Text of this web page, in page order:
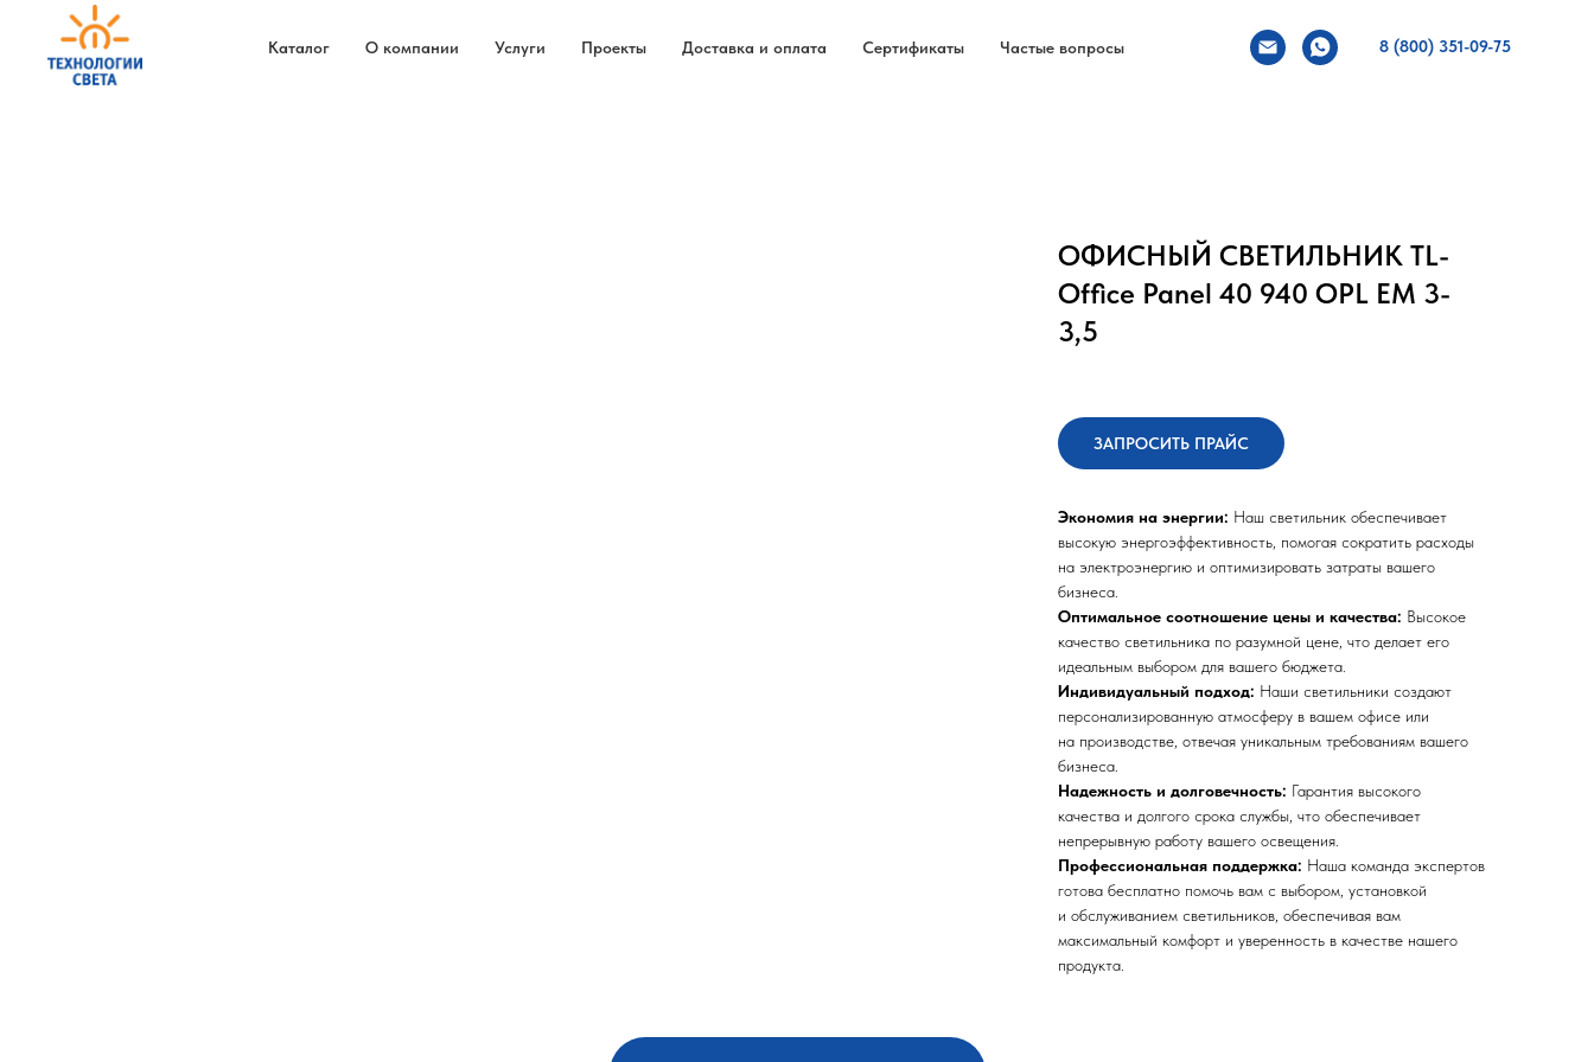
Каталог О компании Услуги Проекты Доставка и оплата Сертификаты Частые вопросы 8 (800) 351-09-75
ОФИСНЫЙ СВЕТИЛЬНИК TL-
Office Panel 40 940 OPL EM 3-
3,5
ЗАПРОСИТЬ ПРАЙС
Экономия на энергии: Наш светильник обеспечивает
высокую энергоэффективность, помогая сократить расходы
на электроэнергию и оптимизировать затраты вашего
бизнеса.
Оптимальное соотношение цены и качества: Высокое
качество светильника по разумной цене, что делает его
идеальным выбором для вашего бюджета.
Индивидуальный подход: Наши светильники создают
персонализированную атмосферу в вашем офисе или
на производстве, отвечая уникальным требованиям вашего
бизнеса.
Надежность и долговечность: Гарантия высокого
качества и долгого срока службы, что обеспечивает
непрерывную работу вашего освещения.
Профессиональная поддержка: Наша команда экспертов
готова бесплатно помочь вам с выбором, установкой
и обслуживанием светильников, обеспечивая вам
максимальный комфорт и уверенность в качестве нашего
продукта.